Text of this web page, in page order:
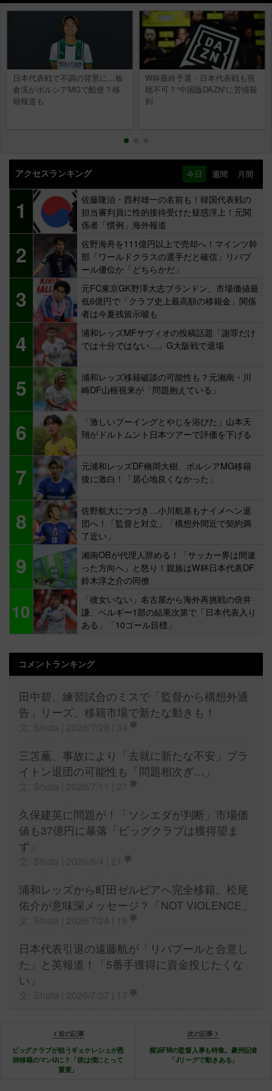
日本代表戦で不調の背景に…板
倉滉がボルシアMGで酷使？移
籍報道も
W杯最終予選・日本代表戦も視
聴不可？“中国版DAZN”に苦情殺
到
アクセスランキング 今日 週間 月間
1
佐藤隆治・西村雄一の名前も！韓国代表戦の
担当審判員に性的接待受けた疑惑浮上！元関
係者「慣例」海外報道
2
佐野海舟を111億円以上で売却へ！マインツ幹
部「ワールドクラスの選手だと確信」リバプ
ール優位か「どちらかだ」
3
元FC東京GK野澤大志ブランドン、市場価値最
低6億円で「クラブ史上最高額の移籍金」関係
者は今夏残留示唆も
4
浦和レッズMFサヴィオの投稿話題「謝罪だけ
では十分ではない…」G大阪戦で退場
5
浦和レッズ移籍破談の可能性も？元湘南・川
崎DF山根視来が「問題抱えている」
6
「激しいブーイングとやじを浴びた」山本天
翔がドルトムント日本ツアーで評価を下げる
7
元浦和レッズDF橋岡大樹、ボルシアMG移籍
後に激白！「居心地良くなかった」
8
佐野航大につづき…小川航基もナイメヘン退
団へ！「監督と対立」「構想外間近で契約満
了近い」
9
湘南OBが代理人辞める！「サッカー界は間違
った方向へ」と怒り！親族はW杯日本代表DF
鈴木淳之介の同僚
10
「彼女いない」名古屋から海外再挑戦の倍井
謙、ベルギー1部の結果次第で「日本代表入り
ある」「10ゴール目標」
コメントランキング
田中碧、練習試合のミスで「監督から構想外通
告」リーズ、移籍市場で新たな動きも！
三笘薫、事故により「去就に新たな不安」ブラ
イトン退団の可能性も「問題相次ぎ…」
久保建英に問題が！「ソシエダが判断」市場価
値も37億円に暴落「ビッグクラブは獲得望ま
ず」
浦和レッズから町田ゼルビアへ完全移籍。松尾
佑介が意味深メッセージ？「NOT VIOLENCE」
日本代表引退の遠藤航が「リバプールと合意し
た」と英報道！「5番手獲得に資金投じたくな
い」
前の記事
ビッグクラブが狙うギェケレシュが恩
師移籍のマンUに？「彼は僕にとって
重要」
次の記事
横浜FMの監督人事も特集。豪州記者
「Jリーグで動きある」